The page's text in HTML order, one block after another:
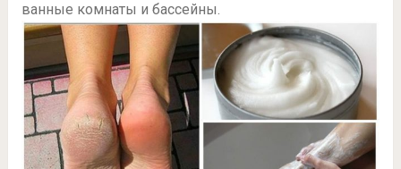
ванные комнаты и бассейны.